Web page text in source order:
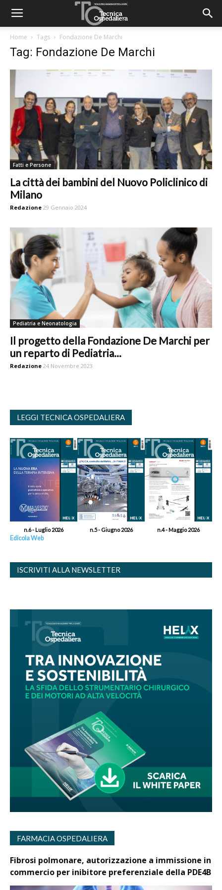
Home Tags Fondazione De Marchi
Tag: Fondazione De Marchi
Fatti e Persone
La città dei bambini del Nuovo Policlinico di
Milano
Redazione 29 Gennaio 2024
Pediatria e Neonatologia
Il progetto della Fondazione De Marchi per
un reparto di Pediatria...
Redazione 24 Novembre 2023
LEGGI TECNICA OSPEDALIERA
n.6 - Luglio 2026 n.5 - Giugno 2026 n.4 - Maggio 2026
Edicola Web
ISCRIVITI ALLA NEWSLETTER
FARMACIA OSPEDALIERA
Fibrosi polmonare, autorizzazione a immissione in
commercio per inibitore preferenziale della PDE4B